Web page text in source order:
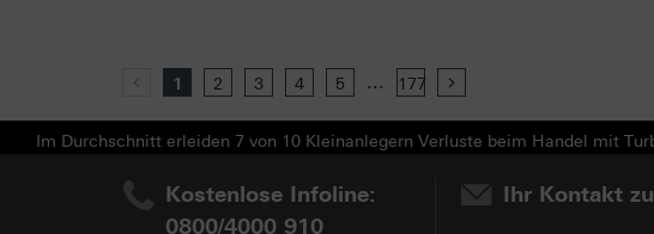
Previous
1 2 3 4 5 ... 177
Im Durchschnitt erleiden 7 von 10 Kleinanlegern Verluste beim Handel mit
Kostenlose Infoline:
0800/4000 910
Ihr Kontakt